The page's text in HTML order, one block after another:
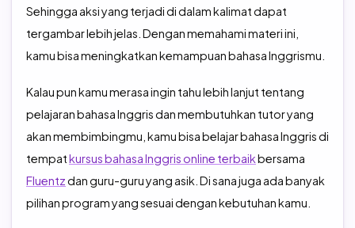
Sehingga aksi yang terjadi di dalam kalimat dapat
tergambar lebih jelas. Dengan memahami materi ini,
kamu bisa meningkatkan kemampuan bahasa Inggrismu.
Kalau pun kamu merasa ingin tahu lebih lanjut tentang
pelajaran bahasa Inggris dan membutuhkan tutor yang
akan membimbingmu, kamu bisa belajar bahasa Inggris di
tempatkursus bahasa Inggris online terbaikbersama
Fluentzdan guru-guru yang asik. Di sana juga ada banyak
pilihan program yang sesuai dengan kebutuhan kamu.